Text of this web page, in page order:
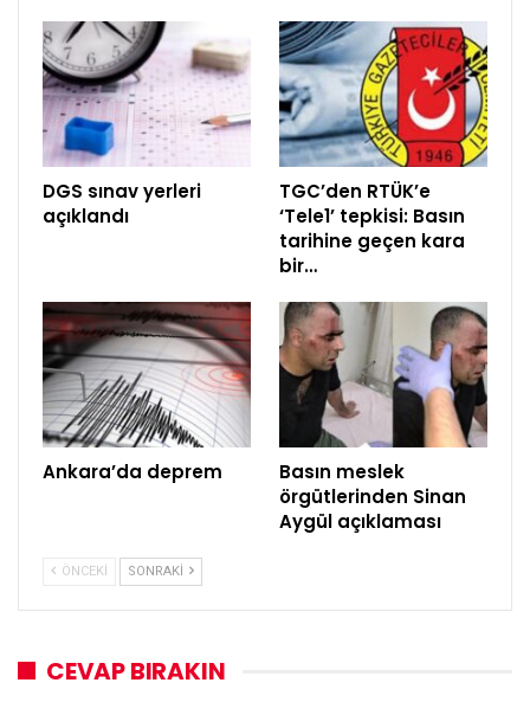
DGS sınav yerleri
açıklandı
TGC’den RTÜK’e
‘Tele1’ tepkisi: Basın
tarihine geçen kara
bir…
Ankara’da deprem
Basın meslek
örgütlerinden Sinan
Aygül açıklaması
ÖNCEKI SONRAKI
CEVAP BIRAKIN